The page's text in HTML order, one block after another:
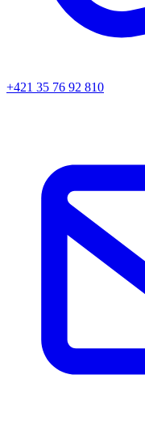
+421 35 76 92 810